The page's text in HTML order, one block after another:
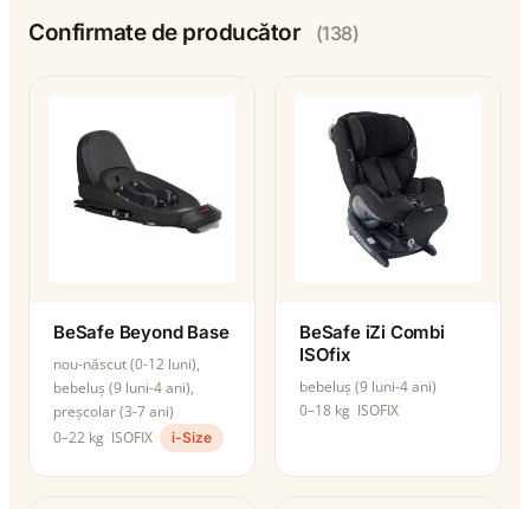
Confirmate de producător (138)
BeSafe Beyond Base
nou-născut (0-12 luni),
bebeluș (9 luni-4 ani),
preșcolar (3-7 ani)
0–22 kg ISOFIX i-Size
BeSafe iZi Combi
ISOfix
bebeluș (9 luni-4 ani)
0–18 kg ISOFIX